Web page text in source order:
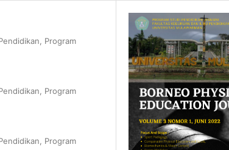
Program
Program
Program